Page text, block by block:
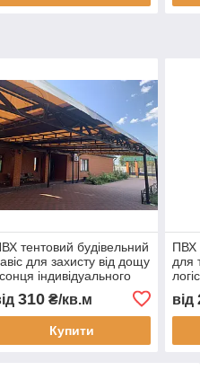
тентовий будівельний
для захисту від дощу
сонця індивідуального
розміру для будівництва
конструкцій
310₴/кв.м
Купити
ПВХ
для
від